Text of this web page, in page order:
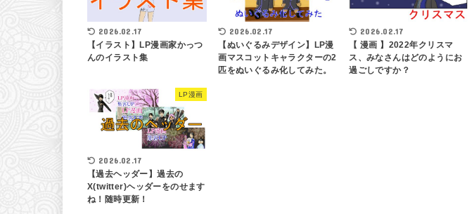
2026.02.17
【イラスト】LP漫画家かっつ
んのイラスト集
2026.02.17
【ぬいぐるみデザイン】LP漫
画マスコットキャラクターの2
匹をぬいぐるみ化してみた。
2026.02.17
【 漫画 】2022年クリスマ
ス、みなさんはどのようにお
過ごしですか？
LP漫画
2026.02.17
【過去ヘッダー】過去の
X(twitter)ヘッダーをのせます
ね！随時更新！